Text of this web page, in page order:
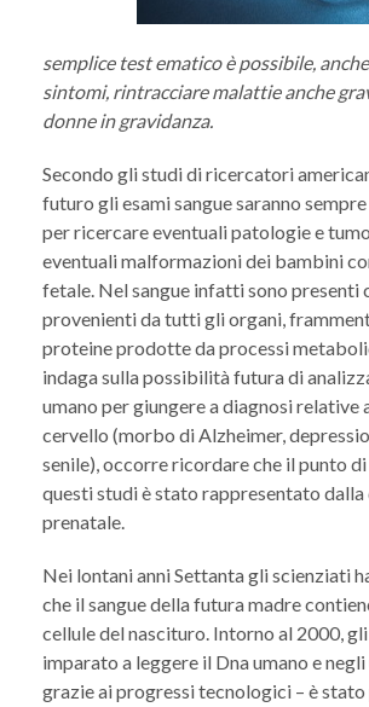
semplice test ematico è possibile,
sintomi, rintracciare malattie anche
donne in gravidanza.
Secondo gli studi di ricercatori
futuro gli esami sangue saranno
per ricercare eventuali patologie e
eventuali malformazioni dei bambini
fetale. Nel sangue infatti sono presenti
provenienti da tutti gli organi,
proteine prodotte da processi
indaga sulla possibilità futura di
umano per giungere a diagnosi relative
cervello (morbo di Alzheimer,
senile), occorre ricordare che il punto
questi studi è stato rappresentato dalla
prenatale.
Nei lontani anni Settanta gli scienziati
che il sangue della futura madre
cellule del nascituro. Intorno al 2000,
imparato a leggere il Dna umano e
grazie ai progressi tecnologici – è